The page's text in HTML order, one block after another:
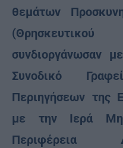
θεμάτων
συνδιοργάνωσαν
Συνοδικό
Περιηγήσεων της
με την Ιερά
Περιφέρεια